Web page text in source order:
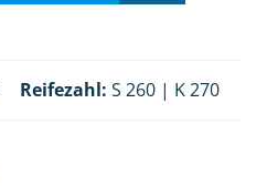
Reifezahl: S 260 | K 270